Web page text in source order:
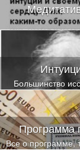
Создана под
Большинство
восприятия
успешные
повышенно
способностями и
Программа
Все о программе,